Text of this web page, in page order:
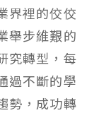
界裡的佼佼
舉步維艱的
究轉型，每
過不斷的學
勢，成功轉